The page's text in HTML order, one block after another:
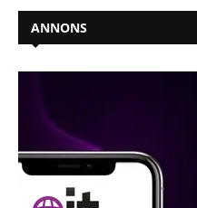
ANNONS